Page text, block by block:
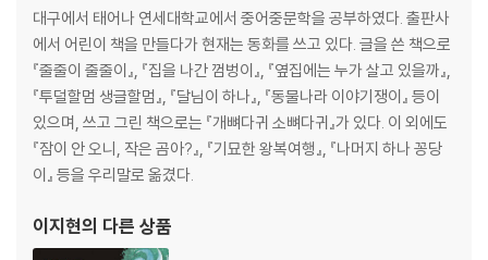
대구에서 태어나 연세대학교에서 중어중문학을 공부하였다. 출판사
에서 어린이 책을 만들다가 현재는 동화를 쓰고 있다. 글을 쓴 책으로
『줄줄이 줄줄이』, 『집을 나간 껌벙이』, 『옆집에는 누가 살고 있을까』,
『투덜할멈 생글할멈』, 『달님이 하나』, 『동물나라 이야기쟁이』 등이
있으며, 쓰고 그린 책으로는 『개뼈다귀 소뼈다귀』가 있다. 이 외에도
『잠이 안 오니, 작은 곰아?』, 『기묘한 왕복여행』, 『나머지 하나 꽁당
이』 등을 우리말로 옮겼다.
이지현의 다른 상품